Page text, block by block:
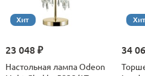
Хит
23 048 ₽
Настольная лампа Odeon
Хит
34